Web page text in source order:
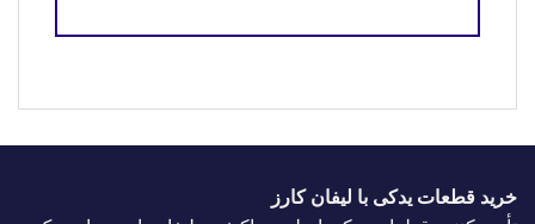
خرید قطعات یدکی با لیفان کارز